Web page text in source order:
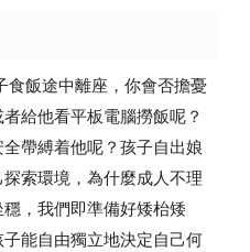
食飯途中離座，你會否擔憂
給他看平板電腦撈飯呢？
帶縛着他呢？孩子自出娘
索環境，為什麼成人不理
，我們即準備好矮枱矮
能自由獨立地決定自己何